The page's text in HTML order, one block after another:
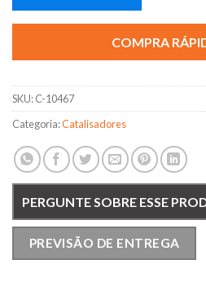
COMPRA
SKU:C-10467
Categoria:Catalisadores
PERGUNTE SOBRE ESSE
PREVISÃO DE ENTREGA